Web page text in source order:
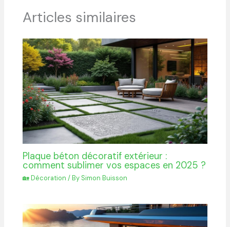
Articles similaires
Plaque béton décoratif extérieur :
comment sublimer vos espaces en 2025 ?
🏡 Décoration / By Simon Buisson